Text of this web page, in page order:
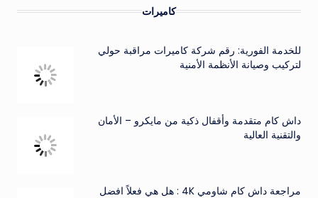
كاميرات
للخدمة الفورية: رقم شركة كاميرات مراقبة حولي
لتركيب وصيانة الأنظمة الأمنية
داش كام متقدمة وأقفال ذكية من مايكرو – الأمان
والتقنية العالية
مراجعة داش كام شاومي 4K : هل هي فعلاً افضل